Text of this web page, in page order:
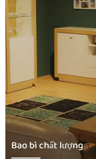
Bao bì chất lượng